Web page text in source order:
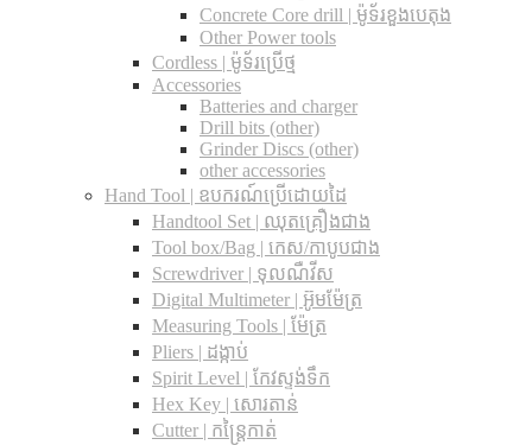
Concrete Core drill | ម៉ូទ័រខួងបេតុង
Other Power tools
Cordless​ | ម៉ូទ័រប្រើថ្ម
Accessories
Batteries and charger
Drill bits (other)
Grinder Discs (other)
other accessories
Hand Tool | ឧបករណ៍ប្រើដោយដៃ
Handtool Set | ឈុតគ្រឿងជាង
Tool box/Bag | កេស/កាបូបជាង
Screwdriver | ទុលណឺវីស
Digital Multimeter | អ៊ូមម៉ែត្រ
Measuring Tools | ម៉ែត្រ
Pliers | ដង្កាប់
Spirit Level | កែវស្ទង់ទឹក
Hex Key | សោរតាន់
Cutter | កន្រ្តៃកាត់